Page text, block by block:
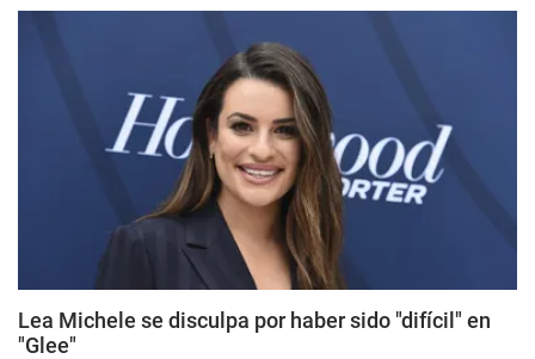
Lea Michele se disculpa por haber sido "difícil" en
"Glee"